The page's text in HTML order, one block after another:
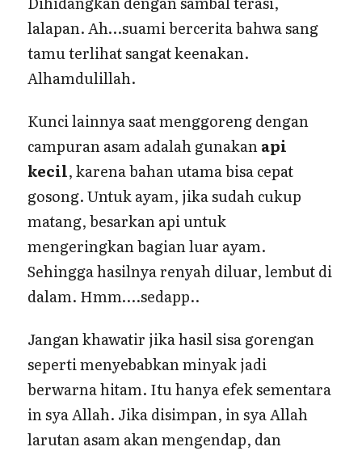
lalapan. Ah…suami bercerita bahwa sang
tamu terlihat sangat keenakan.
Alhamdulillah.
Kunci lainnya saat menggoreng dengan
campuran asam adalah gunakanapi
kecil, karena bahan utama bisa cepat
gosong. Untuk ayam, jika sudah cukup
matang, besarkan api untuk
mengeringkan bagian luar ayam.
Sehingga hasilnya renyah diluar, lembut di
dalam. Hmm….sedapp..
Jangan khawatir jika hasil sisa gorengan
seperti menyebabkan minyak jadi
berwarna hitam. Itu hanya efek sementara
in sya Allah. Jika disimpan, in sya Allah
larutan asam akan mengendap, dan